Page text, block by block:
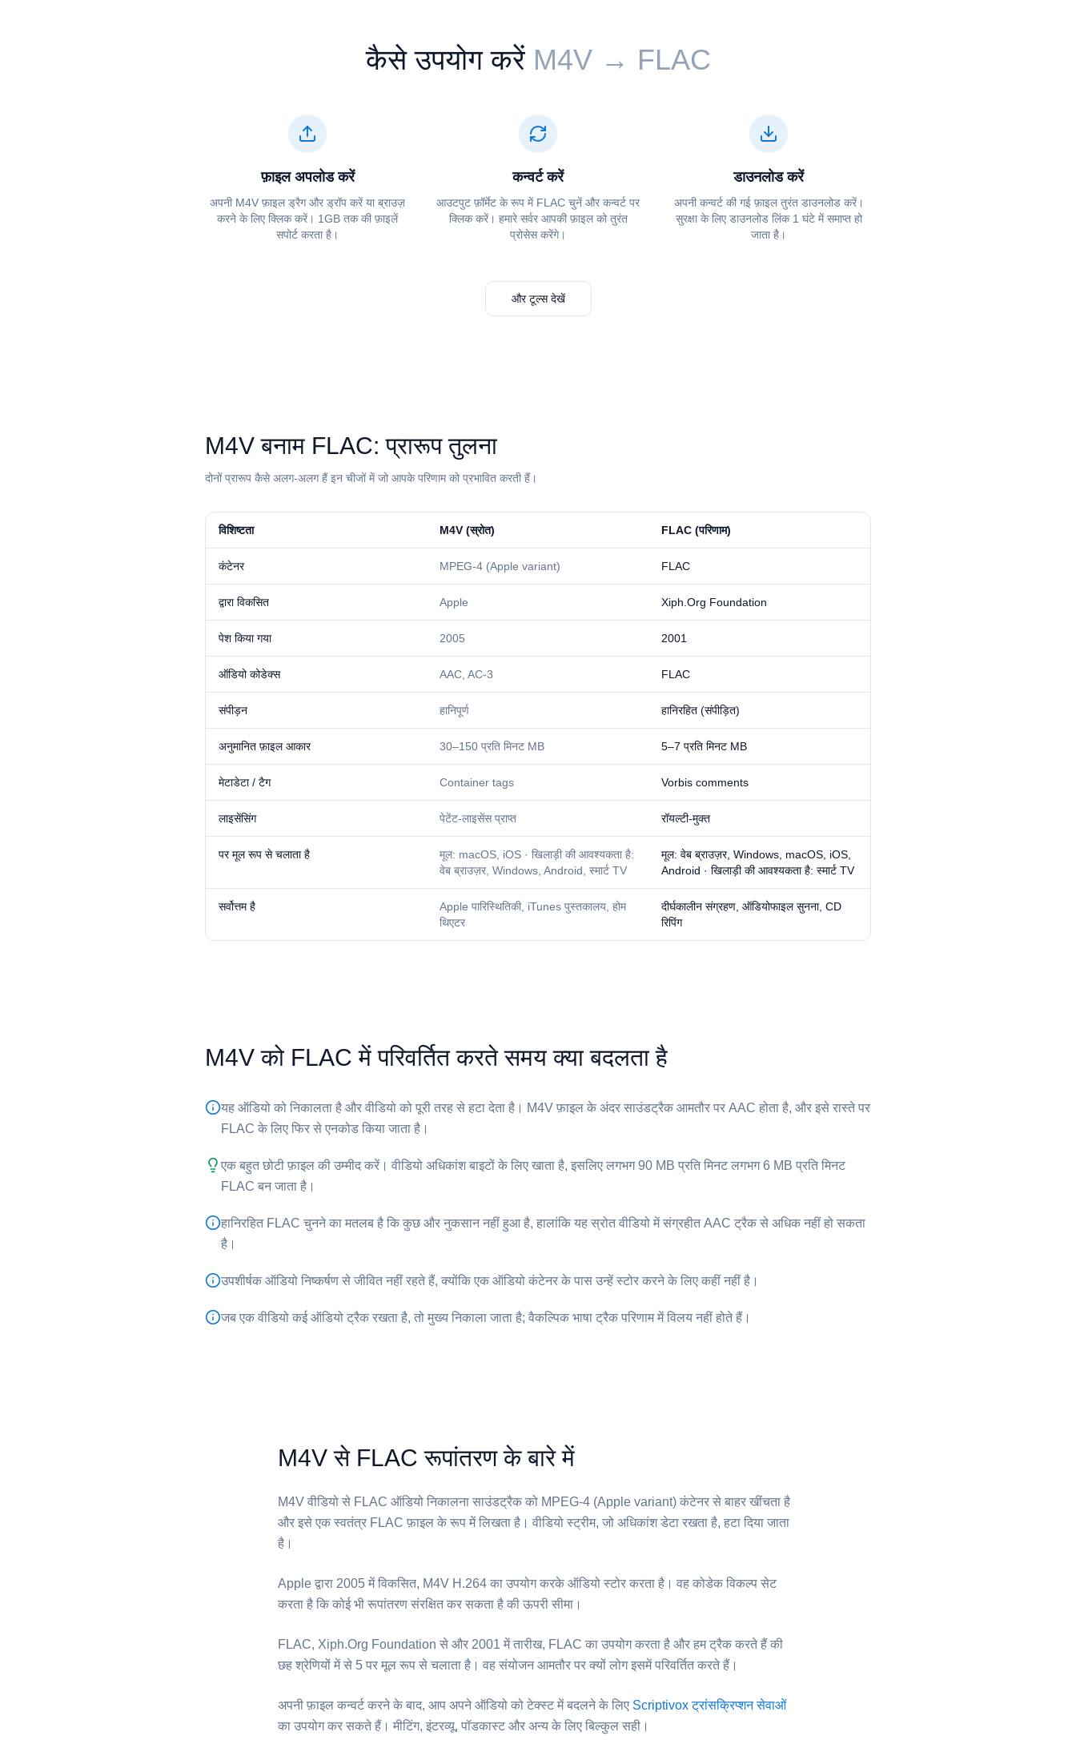
कैसे उपयोग करें ⁦⁦M4V⁩⁩ → ⁦⁦FLAC⁩⁩
फ़ाइल अपलोड करें
अपनी ⁦⁦M4V⁩⁩ फ़ाइल ड्रैग और ड्रॉप करें या ब्राउज़
करने के लिए क्लिक करें। 1GB तक की फ़ाइलें
सपोर्ट करता है।
कन्वर्ट करें
आउटपुट फ़ॉर्मेट के रूप में ⁦⁦FLAC⁩⁩ चुनें और कन्वर्ट पर
क्लिक करें। हमारे सर्वर आपकी फ़ाइल को तुरंत
प्रोसेस करेंगे।
डाउनलोड करें
अपनी कन्वर्ट की गई फ़ाइल तुरंत डाउनलोड करें।
सुरक्षा के लिए डाउनलोड लिंक 1 घंटे में समाप्त हो
जाता है।
और टूल्स देखें
⁦M4V⁩ बनाम ⁦FLAC⁩: प्रारूप तुलना
दोनों प्रारूप कैसे अलग-अलग हैं इन चीजों में जो आपके परिणाम को प्रभावित करती हैं।
विशिष्टता ⁦M4V⁩ (स्रोत) ⁦FLAC⁩ (परिणाम)
कंटेनर MPEG-4 (Apple variant) FLAC
द्वारा विकसित Apple Xiph.Org Foundation
पेश किया गया 2005 2001
ऑडियो कोडेक्स AAC, AC-3 FLAC
संपीड़न हानिपूर्ण हानिरहित (संपीड़ित)
अनुमानित फ़ाइल आकार 30–150 प्रति मिनट MB 5–7 प्रति मिनट MB
मेटाडेटा / टैग Container tags Vorbis comments
लाइसेंसिंग पेटेंट-लाइसेंस प्राप्त रॉयल्टी-मुक्त
पर मूल रूप से चलाता है
मूल: macOS, iOS · खिलाड़ी की आवश्यकता है:
वेब ब्राउज़र, Windows, Android, स्मार्ट TV
मूल: वेब ब्राउज़र, Windows, macOS, iOS,
Android · खिलाड़ी की आवश्यकता है: स्मार्ट TV
सर्वोत्तम है
Apple पारिस्थितिकी, iTunes पुस्तकालय, होम
थिएटर
दीर्घकालीन संग्रहण, ऑडियोफाइल सुनना, CD
रिपिंग
⁦M4V⁩ को ⁦FLAC⁩ में परिवर्तित करते समय क्या बदलता है
यह ऑडियो को निकालता है और वीडियो को पूरी तरह से हटा देता है। ⁦M4V⁩ फ़ाइल के अंदर साउंडट्रैक आमतौर पर AAC होता है, और इसे रास्ते पर
FLAC के लिए फिर से एनकोड किया जाता है।
एक बहुत छोटी फ़ाइल की उम्मीद करें। वीडियो अधिकांश बाइटों के लिए खाता है, इसलिए लगभग 90 MB प्रति मिनट लगभग 6 MB प्रति मिनट
⁦FLAC⁩ बन जाता है।
हानिरहित ⁦FLAC⁩ चुनने का मतलब है कि कुछ और नुकसान नहीं हुआ है, हालांकि यह स्रोत वीडियो में संग्रहीत AAC ट्रैक से अधिक नहीं हो सकता
है।
उपशीर्षक ऑडियो निष्कर्षण से जीवित नहीं रहते हैं, क्योंकि एक ऑडियो कंटेनर के पास उन्हें स्टोर करने के लिए कहीं नहीं है।
जब एक वीडियो कई ऑडियो ट्रैक रखता है, तो मुख्य निकाला जाता है; वैकल्पिक भाषा ट्रैक परिणाम में विलय नहीं होते हैं।
M4V से FLAC रूपांतरण के बारे में
⁦M4V⁩ वीडियो से ⁦FLAC⁩ ऑडियो निकालना साउंडट्रैक को MPEG-4 (Apple variant) कंटेनर से बाहर खींचता है
और इसे एक स्वतंत्र FLAC फ़ाइल के रूप में लिखता है। वीडियो स्ट्रीम, जो अधिकांश डेटा रखता है, हटा दिया जाता
है।
Apple द्वारा 2005 में विकसित, ⁦M4V⁩ H.264 का उपयोग करके ऑडियो स्टोर करता है। वह कोडेक विकल्प सेट
करता है कि कोई भी रूपांतरण संरक्षित कर सकता है की ऊपरी सीमा।
⁦FLAC⁩, Xiph.Org Foundation से और 2001 में तारीख, FLAC का उपयोग करता है और हम ट्रैक करते हैं की
छह श्रेणियों में से 5 पर मूल रूप से चलाता है। वह संयोजन आमतौर पर क्यों लोग इसमें परिवर्तित करते हैं।
अपनी फ़ाइल कन्वर्ट करने के बाद, आप अपने ऑडियो को टेक्स्ट में बदलने के लिए Scriptivox ट्रांसक्रिप्शन सेवाओं
का उपयोग कर सकते हैं। मीटिंग, इंटरव्यू, पॉडकास्ट और अन्य के लिए बिल्कुल सही।